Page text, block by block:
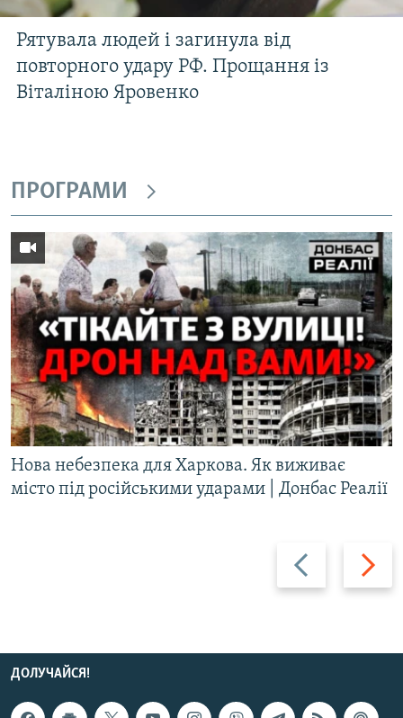
Рятувала людей і загинула від
повторного удару РФ. Прощання із
Віталіною Яровенко
ПРОГРАМИ
Назад Вперед
Нова небезпека для Харкова. Як виживає
місто під російськими ударами | Донбас Реалії
ДОЛУЧАЙСЯ!